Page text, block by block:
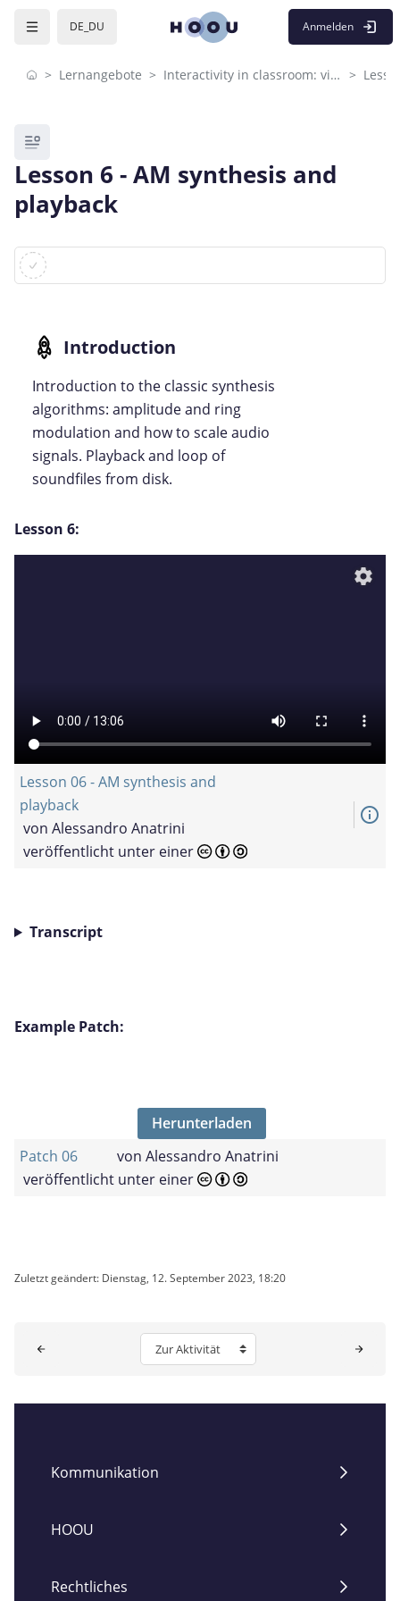
Skip to sidebar navigation menu
Skip to mobile navigation menu
DE_DU Anmelden
Lernangebote Interactivity in classroom: visual programming
Blöcke
Lesson 6 - AM synthesis and
playback
Blöcke
Abschlussbedingungen
Introduction to the classic synthesis
algorithms: amplitude and ring
modulation and how to scale audio
signals. Playback and loop of
soundfiles from disk.
Lesson 6:
settings
Lesson 06 - AM synthesis and
playback
von Alessandro Anatrini
veröffentlicht unter einer
info_outline
Transcript
Example Patch:
Herunterladen
Patch 06
von Alessandro Anatrini
veröffentlicht unter einer
Zuletzt geändert: Dienstag, 12. September 2023, 18:20
Zur Aktivität
Kommunikation
HOOU
Rechtliches